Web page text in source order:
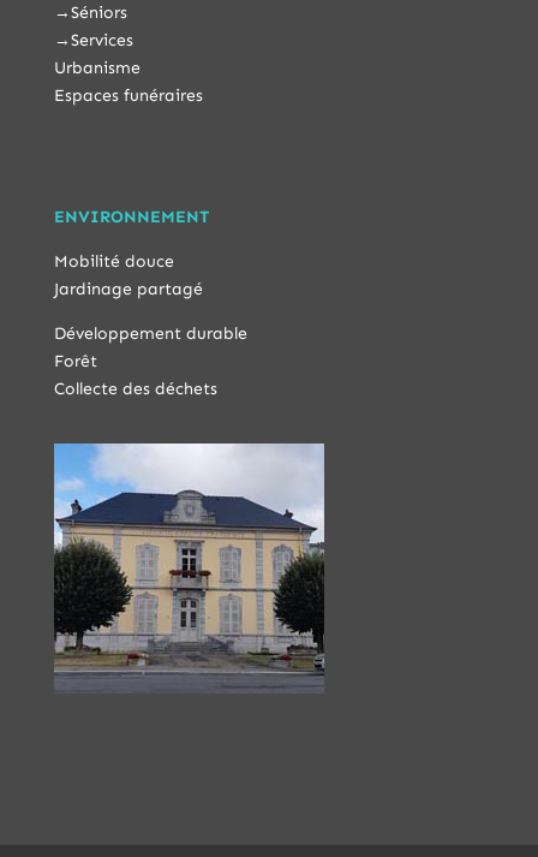
→Séniors
→Services
Urbanisme
Espaces funéraires
ENVIRONNEMENT
Mobilité douce
Jardinage partagé
Développement durable
Forêt
Collecte des déchets